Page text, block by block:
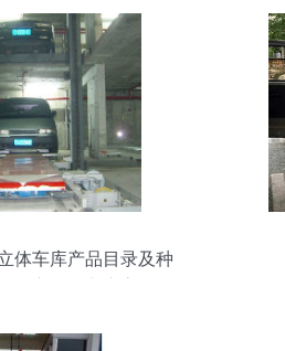
车场设备价格
体车库产品目录及种